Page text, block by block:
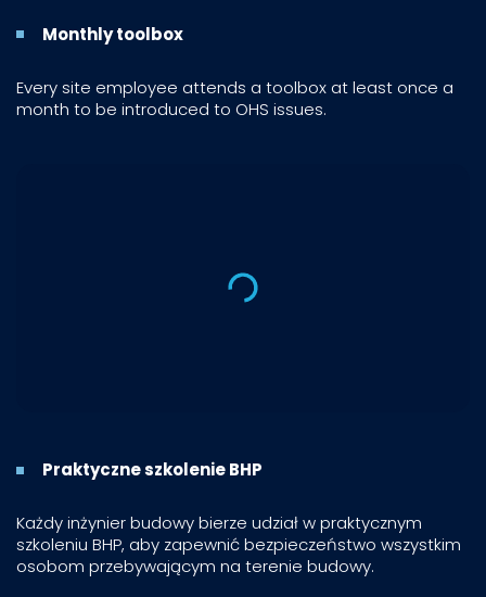
Monthly toolbox
Every site employee attends a toolbox at least once a
month to be introduced to OHS issues.
Praktyczne szkolenie BHP
Każdy inżynier budowy bierze udział w praktycznym
szkoleniu BHP, aby zapewnić bezpieczeństwo wszystkim
osobom przebywającym na terenie budowy.